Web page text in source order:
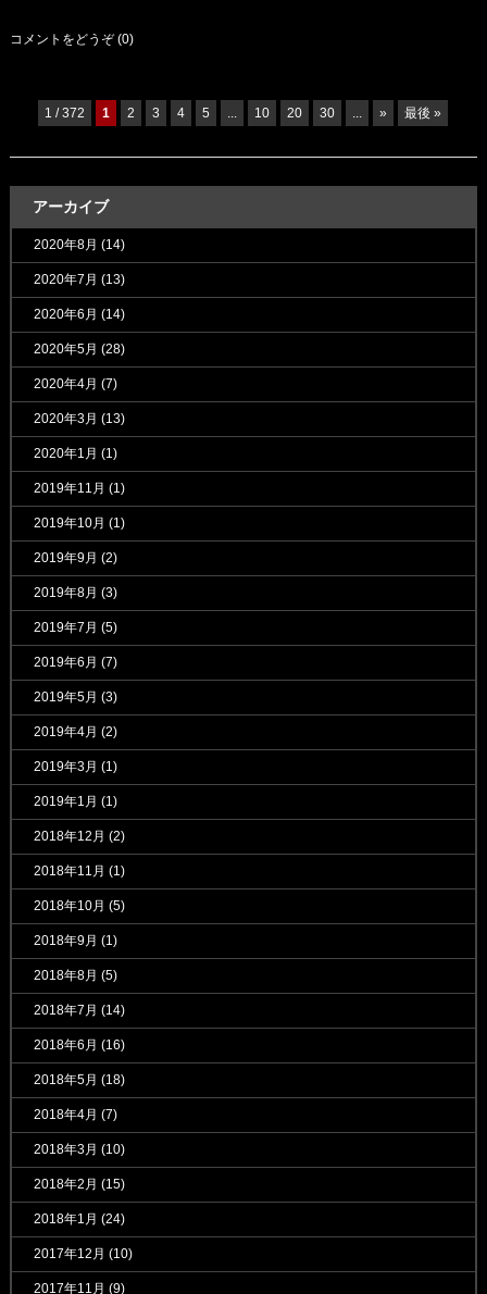
コメントをどうぞ (0)
1 / 372 1 2 3 4 5 ... 10 20 30 ... » 最後 »
アーカイブ
2020年8月 (14)
2020年7月 (13)
2020年6月 (14)
2020年5月 (28)
2020年4月 (7)
2020年3月 (13)
2020年1月 (1)
2019年11月 (1)
2019年10月 (1)
2019年9月 (2)
2019年8月 (3)
2019年7月 (5)
2019年6月 (7)
2019年5月 (3)
2019年4月 (2)
2019年3月 (1)
2019年1月 (1)
2018年12月 (2)
2018年11月 (1)
2018年10月 (5)
2018年9月 (1)
2018年8月 (5)
2018年7月 (14)
2018年6月 (16)
2018年5月 (18)
2018年4月 (7)
2018年3月 (10)
2018年2月 (15)
2018年1月 (24)
2017年12月 (10)
2017年11月 (9)